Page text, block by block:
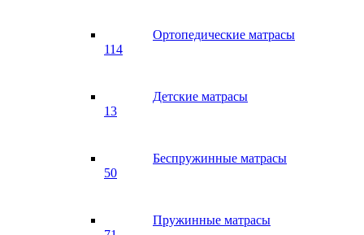
Ортопедические матрасы
114
Детские матрасы
13
Беспружинные матрасы
50
Пружинные матрасы